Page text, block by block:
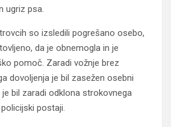
ugriz psa.
so izsledili pogrešano osebo,
da je obnemogla in je
pomoč. Zaradi vožnje brez
dovoljenja je bil zasežen osebni
bil zaradi odklona strokovnega
postaji.